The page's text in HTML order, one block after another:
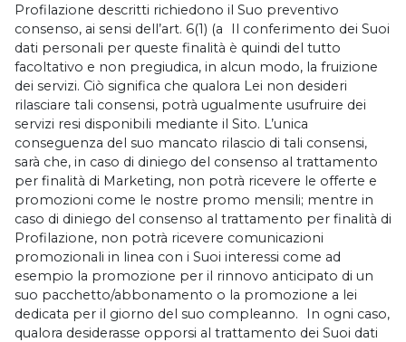
Profilazione descritti richiedono il Suo preventivo
consenso, ai sensi dell’art. 6(1) (a Il conferimento dei Suoi
dati personali per queste finalità è quindi del tutto
facoltativo e non pregiudica, in alcun modo, la fruizione
dei servizi. Ciò significa che qualora Lei non desideri
rilasciare tali consensi, potrà ugualmente usufruire dei
servizi resi disponibili mediante il Sito. L’unica
conseguenza del suo mancato rilascio di tali consensi,
sarà che, in caso di diniego del consenso al trattamento
per finalità di Marketing, non potrà ricevere le offerte e
promozioni come le nostre promo mensili; mentre in
caso di diniego del consenso al trattamento per finalità di
Profilazione, non potrà ricevere comunicazioni
promozionali in linea con i Suoi interessi come ad
esempio la promozione per il rinnovo anticipato di un
suo pacchetto/abbonamento o la promozione a lei
dedicata per il giorno del suo compleanno. In ogni caso,
qualora desiderasse opporsi al trattamento dei Suoi dati